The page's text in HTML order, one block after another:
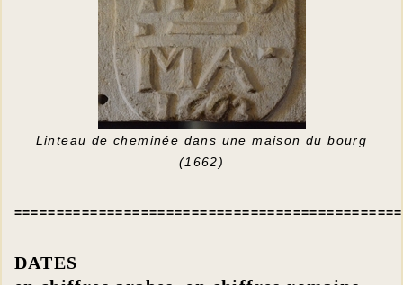
Linteau de cheminée dans une maison du bourg
(1662)
DATES